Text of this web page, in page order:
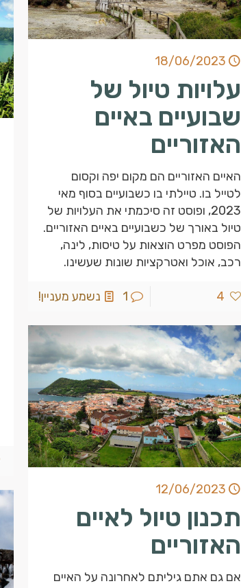
18/06/2023
עלויות טיול של
שבועיים באיים
האזוריים
האיים האזוריים הם מקום יפה וקסום
לטייל בו. טיילתי בו כשבועיים בסוף מאי
2023, ופוסט זה סיכמתי את העלויות של
טיול באורך של כשבועיים באיים האזוריים.
הפוסט מפרט הוצאות על טיסות, לינה,
רכב, אוכל ואטרקציות שונות שעשינו.
4
1 נשמע מעניין!
12/06/2023
תכנון טיול לאיים
האזוריים
אם גם אתם גיליתם לאחרונה על האיים